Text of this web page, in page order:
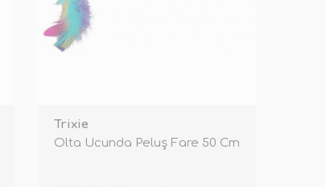
Trixie
Olta Ucunda Peluş Fare 50 Cm